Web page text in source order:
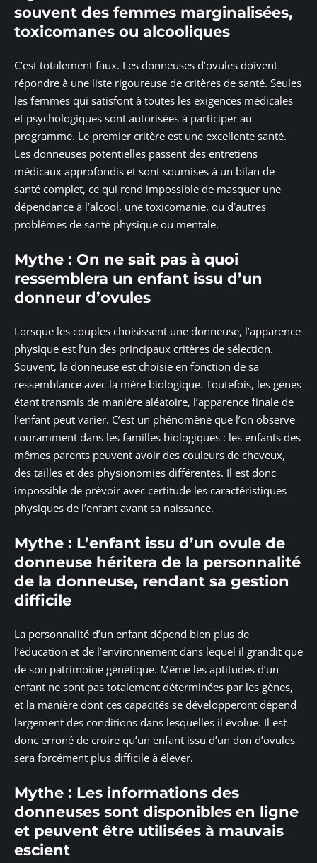
souvent des femmes marginalisées,
toxicomanes ou alcooliques
C’est totalement faux. Les donneuses d’ovules doivent
répondre à une liste rigoureuse de critères de santé. Seules
les femmes qui satisfont à toutes les exigences médicales
et psychologiques sont autorisées à participer au
programme. Le premier critère est une excellente santé.
Les donneuses potentielles passent des entretiens
médicaux approfondis et sont soumises à un bilan de
santé complet, ce qui rend impossible de masquer une
dépendance à l’alcool, une toxicomanie, ou d’autres
problèmes de santé physique ou mentale.
Mythe : On ne sait pas à quoi
ressemblera un enfant issu d’un
donneur d’ovules
Lorsque les couples choisissent une donneuse, l’apparence
physique est l’un des principaux critères de sélection.
Souvent, la donneuse est choisie en fonction de sa
ressemblance avec la mère biologique. Toutefois, les gènes
étant transmis de manière aléatoire, l’apparence finale de
l’enfant peut varier. C’est un phénomène que l’on observe
couramment dans les familles biologiques : les enfants des
mêmes parents peuvent avoir des couleurs de cheveux,
des tailles et des physionomies différentes. Il est donc
impossible de prévoir avec certitude les caractéristiques
physiques de l’enfant avant sa naissance.
Mythe : L’enfant issu d’un ovule de
donneuse héritera de la personnalité
de la donneuse, rendant sa gestion
difficile
La personnalité d’un enfant dépend bien plus de
l’éducation et de l’environnement dans lequel il grandit que
de son patrimoine génétique. Même les aptitudes d’un
enfant ne sont pas totalement déterminées par les gènes,
et la manière dont ces capacités se développeront dépend
largement des conditions dans lesquelles il évolue. Il est
donc erroné de croire qu’un enfant issu d’un don d’ovules
sera forcément plus difficile à élever.
Mythe : Les informations des
donneuses sont disponibles en ligne
et peuvent être utilisées à mauvais
escient